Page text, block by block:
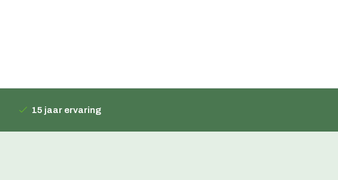
15 jaar ervaring